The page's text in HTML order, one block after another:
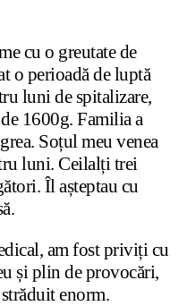
cu o greutate de
o perioadă de luptă
luni de spitalizare,
1600g. Familia a
Soțul meu venea
luni. Ceilalți trei
Îl așteptau cu
am fost priviți cu
și plin de provocări,
enorm.